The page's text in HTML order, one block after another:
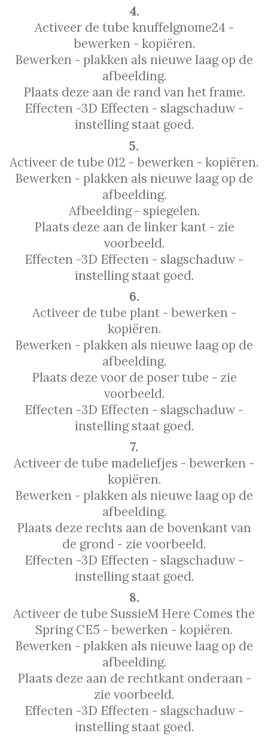
4.
Activeer de tube knuffelgnome24 -
bewerken - kopiëren.
Bewerken - plakken als nieuwe laag op de
afbeelding.
Plaats deze aan de rand van het frame.
Effecten -3D Effecten - slagschaduw -
instelling staat goed.
5.
Activeer de tube 012 - bewerken - kopiëren.
Bewerken - plakken als nieuwe laag op de
afbeelding.
Afbeelding - spiegelen.
Plaats deze aan de linker kant - zie
voorbeeld.
Effecten -3D Effecten - slagschaduw -
instelling staat goed.
6.
Activeer de tube plant - bewerken -
kopiëren.
Bewerken - plakken als nieuwe laag op de
afbeelding.
Plaats deze voor de poser tube - zie
voorbeeld.
Effecten -3D Effecten - slagschaduw -
instelling staat goed.
7.
Activeer de tube madeliefjes - bewerken -
kopiëren.
Bewerken - plakken als nieuwe laag op de
afbeelding.
Plaats deze rechts aan de bovenkant van
de grond - zie voorbeeld.
Effecten -3D Effecten - slagschaduw -
instelling staat goed.
8.
Activeer de tube SussieM Here Comes the
Spring CE5 - bewerken - kopiëren.
Bewerken - plakken als nieuwe laag op de
afbeelding.
Plaats deze aan de rechtkant onderaan -
zie voorbeeld.
Effecten -3D Effecten - slagschaduw -
instelling staat goed.